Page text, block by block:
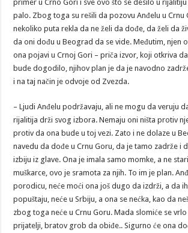
primer u Crno Gori i sve ovo što se desilo u
palo. Zbog toga su rešili da pozovu Anđelu u Crnu
nekoliko puta rekla da ne želi da dođe, da želi da
da oni dođu u Beograd da se vide. Međutim, njen
ona pojavi u Crnoj Gori – priča izvor, koji otkriva
bude dogodilo, njihov plan je da je navodno
i na taj način je odvoje od Zvezda.
– Ljudi Anđelu podržavaju, ali ne mogu da veruju
rijalitija drži svog izbora. Nemaju oni ništa protiv
protiv da ona bude u toj vezi. Zato i ne dolaze u
navedu da dođe u Crnu Goru, da je tamo zadrže i
izbiju iz glave. Ona je imala samo momke, a ne
muškarce, ovo je sramota za njih. To im je plan.
porodicu, neće moći ona još dugo da izdrži, a da
popuštaju, neće u Srbiju, a ona se nećka, kao da
zbog toga neće u Crnu Goru. Mada slomiće se
prijatelji, bratov grob da obiđe.. Sigurno će ona